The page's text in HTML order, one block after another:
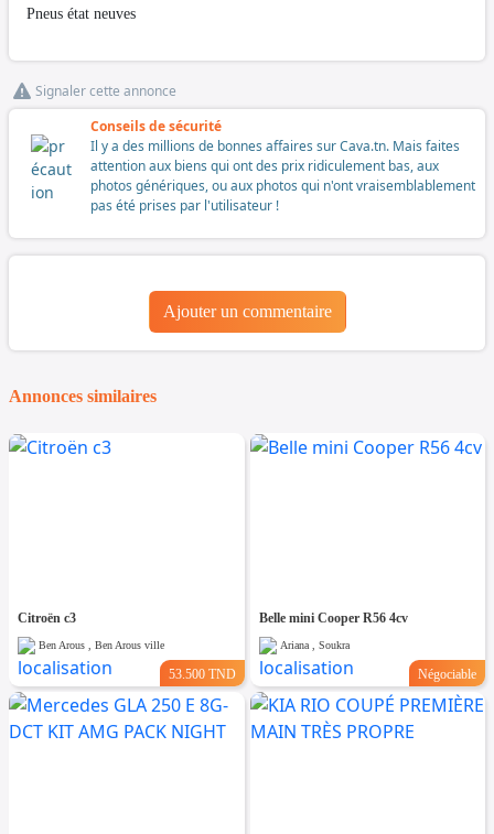
Pneus état neuves
Signaler cette annonce
Conseils de sécurité
Il y a des millions de bonnes affaires sur Cava.tn. Mais faites
attention aux biens qui ont des prix ridiculement bas, aux
photos génériques, ou aux photos qui n'ont vraisemblablement
pas été prises par l'utilisateur !
Ajouter un commentaire
Annonces similaires
Citroën c3
Ben Arous , Ben Arous ville
53.500 TND
Belle mini Cooper R56 4cv
Ariana , Soukra
Négociable